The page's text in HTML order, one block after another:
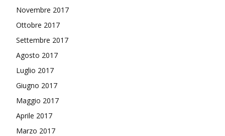
Novembre 2017
Ottobre 2017
Settembre 2017
Agosto 2017
Luglio 2017
Giugno 2017
Maggio 2017
Aprile 2017
Marzo 2017